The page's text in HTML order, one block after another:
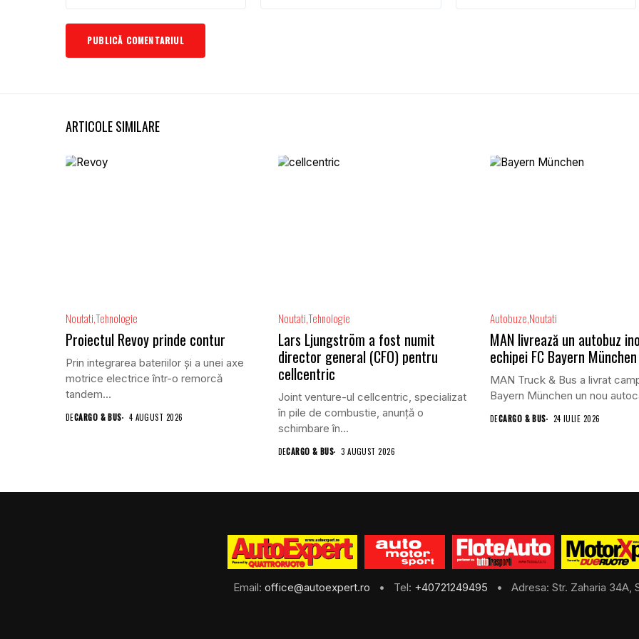
ARTICOLE SIMILARE
NoutatiTehnologie
Proiectul Revoy prinde contur
Prin integrarea bateriilor și a unei axe
motrice electrice într-o remorcă
tandem...
DECARGO & BUS 4 AUGUST 2026
NoutatiTehnologie
Lars Ljungström a fost numit
director general (CFO) pentru
cellcentric
Joint venture-ul cellcentric, specializat
în pile de combustie, anunță o
schimbare în...
DECARGO & BUS 3 AUGUST 2026
Autobuze Noutati
MAN livrează un autobuz
echipei FC Bayern München
MAN Truck & Bus a livrat
Bayern München un nou
DECARGO & BUS 24 IULIE 2026
Email: office@autoexpert.ro • Tel: +40721249495 • Adresa: Str. Zaharia 34A,